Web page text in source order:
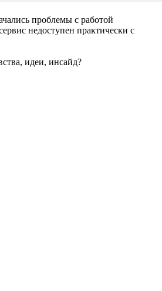
проблемы с работой
недоступен практически с
идеи, инсайд?